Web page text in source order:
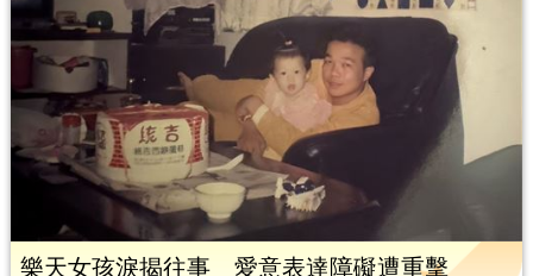
樂天女孩淚揭往事 愛意表達障礙遭重擊